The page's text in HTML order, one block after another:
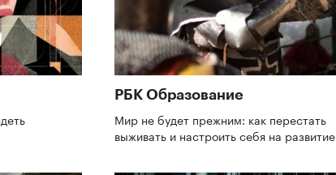
РБК Образование
Мир не будет прежним: как перестать
выживать и настроить себя на развитие